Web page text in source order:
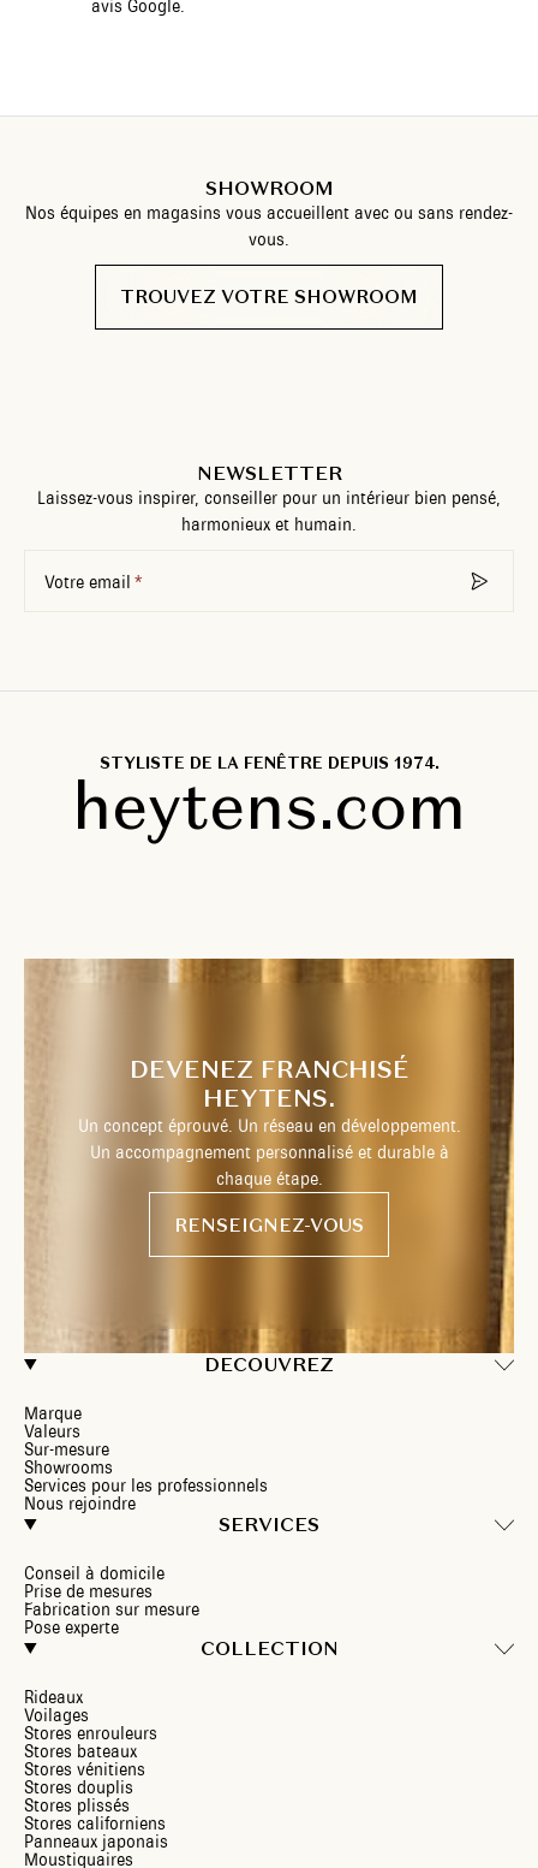
avis Google.
SHOWROOM
Nos équipes en magasins vous accueillent avec ou sans rendez-
vous.
TROUVEZ VOTRE SHOWROOM
NEWSLETTER
Laissez-vous inspirer, conseiller pour un intérieur bien pensé,
harmonieux et humain.
Votre email
STYLISTE DE LA FENÊTRE DEPUIS 1974.
heytens.com
DECOUVREZ
Marque
Valeurs
Sur-mesure
Showrooms
Services pour les professionnels
Nous rejoindre
SERVICES
Conseil à domicile
Prise de mesures
Fabrication sur mesure
Pose experte
COLLECTION
Rideaux
Voilages
Stores enrouleurs
Stores bateaux
Stores vénitiens
Stores douplis
Stores plissés
Stores californiens
Panneaux japonais
Moustiquaires
DEVENEZ FRANCHISÉ
HEYTENS.
Un concept éprouvé. Un réseau en développement.
Un accompagnement personnalisé et durable à
chaque étape.
RENSEIGNEZ-VOUS